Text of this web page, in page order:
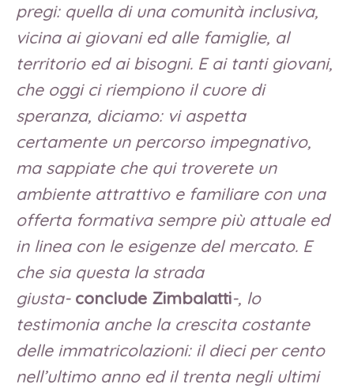
pregi: quella di una comunità inclusiva,
vicina ai giovani ed alle famiglie, al
territorio ed ai bisogni. E ai tanti giovani,
che oggi ci riempiono il cuore di
speranza, diciamo: vi aspetta
certamente un percorso impegnativo,
ma sappiate che qui troverete un
ambiente attrattivo e familiare con una
offerta formativa sempre più attuale ed
in linea con le esigenze del mercato. E
che sia questa la strada
giusta- conclude Zimbalatti-, lo
testimonia anche la crescita costante
delle immatricolazioni: il dieci per cento
nell’ultimo anno ed il trenta negli ultimi